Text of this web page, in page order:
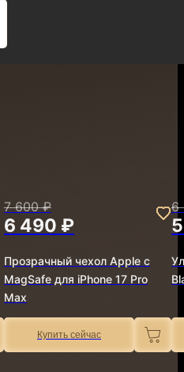
7 600 ₽
6 490 ₽
Прозрачный чехол Apple с
MagSafe для iPhone 17 Pro
Max
Купить сейчас
6